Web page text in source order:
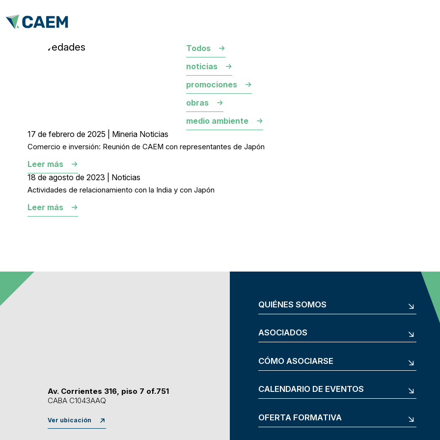
novedades
Todos
noticias
promociones
obras
medio ambiente
17 de febrero de 2025 | Mineria Noticias
Comercio e inversión: Reunión de CAEM con representantes de Japón
Leer más
18 de agosto de 2023 | Noticias
Actividades de relacionamiento con la India y con Japón
Leer más
Av. Corrientes 316, piso 7 of.751
CABA C1043AAQ
Ver ubicación
QUIÉNES SOMOS
ASOCIADOS
CÓMO ASOCIARSE
CALENDARIO DE EVENTOS
OFERTA FORMATIVA